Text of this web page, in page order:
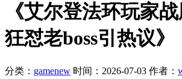
《艾尔登法环玩家
狂怼老boss引热议》
分类： gamenew 时间：2026-07-03 作者：